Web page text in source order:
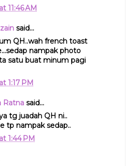
11:46 AM
said...
QH..wah french toast
nampak photo
satu buat minum pagi
1:17 PM
Ratnasaid...
tg juadah QH ni..
tp nampak sedap..
1:44 PM